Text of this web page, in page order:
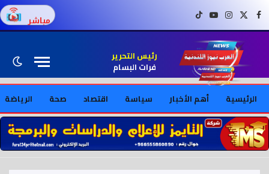
فيسبوكX (Twitter)
إنستغراميوتيوبتيك توك مباشر
رئيس التحرير
فرات البسام
الرئيسية أهم الأخبار سياسة اقتصاد صحة الرياضة